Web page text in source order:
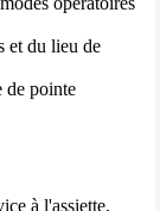
et du lieu de
de pointe
à l'assiette,